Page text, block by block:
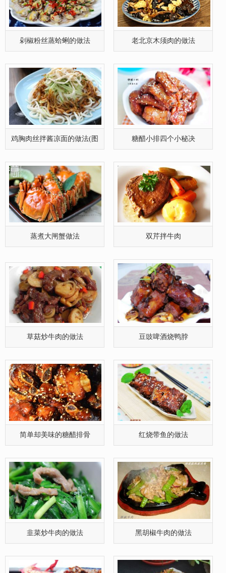
文)
蒸煮大闸蟹做法 双芹拌牛肉
草菇炒牛肉的做法 豆豉啤酒烧鸭脖
简单却美味的糖醋排骨 红烧带鱼的做法
韭菜炒牛肉的做法 黑胡椒牛肉的做法
香辣干炒鸭肠的做法 红油拌猪耳的做法